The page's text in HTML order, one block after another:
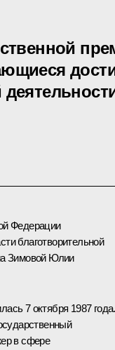
Федерации
благотворительной
Зимовой Юлии
7 октября 1987 года.
в сфере